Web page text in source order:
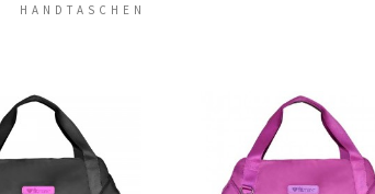
HANDTASCHEN